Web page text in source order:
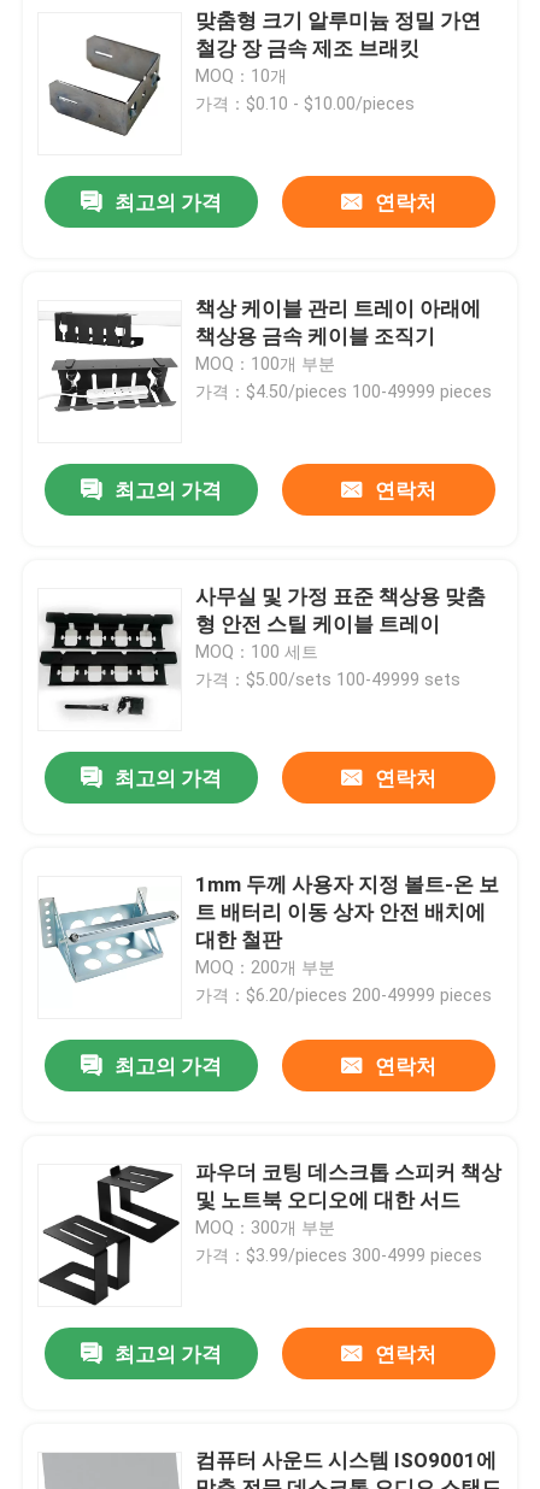
홈
동영상
공장 투어
품질 관리
연락처
견적 요청
홈 스토리지 조직기
맞춤형 크기 알루미늄 정밀 가연
철강 장 금속 제조 브래킷
MOQ：10개
가격：$0.10 - $10.00/pieces
최고의 가격 연락처
책상 케이블 관리 트레이 아래에
책상용 금속 케이블 조직기
MOQ：100개 부분
가격：$4.50/pieces 100-49999 pieces
최고의 가격 연락처
사무실 및 가정 표준 책상용 맞춤
형 안전 스틸 케이블 트레이
MOQ：100 세트
가격：$5.00/sets 100-49999 sets
최고의 가격 연락처
1mm 두께 사용자 지정 볼트-온 보
트 배터리 이동 상자 안전 배치에
대한 철판
MOQ：200개 부분
가격：$6.20/pieces 200-49999 pieces
최고의 가격 연락처
파우더 코팅 데스크톱 스피커 책상
및 노트북 오디오에 대한 서드
MOQ：300개 부분
가격：$3.99/pieces 300-4999 pieces
최고의 가격 연락처
컴퓨터 사운드 시스템 ISO9001에